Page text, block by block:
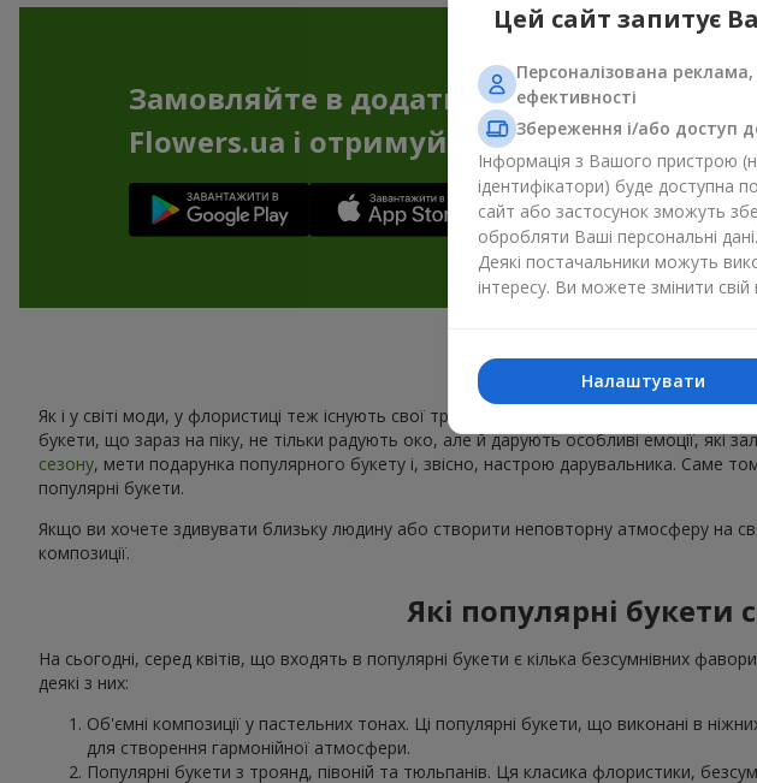
Замовляйте в додатку
Flowers.ua і отримуйте бонуси
Популярні
Як і у світі моди, у флористиці теж існують свої тренди. Щороку з'являються нові
букети, що зараз на піку, не тільки радують око, але й дарують особливі емоції, які
сезону, мети подарунка популярного букету і, звісно, настрою дарувальника. Саме
популярні букети.
Якщо ви хочете здивувати близьку людину або створити неповторну атмосферу на
композиції.
Які популярні букети
На сьогодні, серед квітів, що входять в популярні букети є кілька безсумнівних
деякі з них:
Об'ємні композиції у пастельних тонах. Ці популярні букети, що виконані в
для створення гармонійної атмосфери.
Популярні букети з троянд, півоній та тюльпанів. Ця класика флористики,
Цей сайт запитує
Персоналізована
ефективності
Збереження і/або доступ
Інформація з Вашого пристрою
ідентифікатори) буде доступна
сайт або застосунок зможуть
обробляти Ваші персональні дані.
Деякі постачальники можуть
інтересу. Ви можете змінити свій
Налаштувати